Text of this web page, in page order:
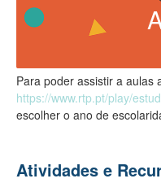
Para poder assistir a aulas
https://www.rtp.pt/play/
escolher o ano de
Atividades e